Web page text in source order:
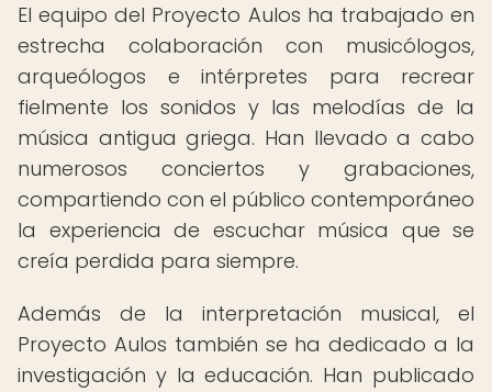
El equipo del Proyecto Aulos ha trabajado en
estrecha colaboración con musicólogos,
arqueólogos e intérpretes para recrear
fielmente los sonidos y las melodías de la
música antigua griega. Han llevado a cabo
numerosos conciertos y grabaciones,
compartiendo con el público contemporáneo
la experiencia de escuchar música que se
creía perdida para siempre.
Además de la interpretación musical, el
Proyecto Aulos también se ha dedicado a la
investigación y la educación. Han publicado